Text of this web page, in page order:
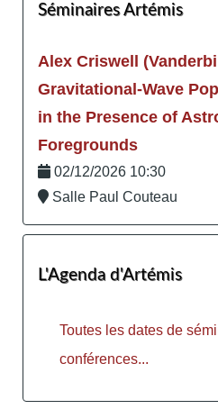
Séminaires Artémis
Alex Criswell
Gravitational-Wave
in the Presence of
Foregrounds
02/12/2026 10:30
Salle Paul Couteau
L'Agenda d'Artémis
Toutes les dates de
conférences...